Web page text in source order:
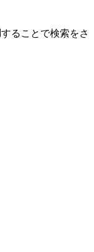
することで検索をさ